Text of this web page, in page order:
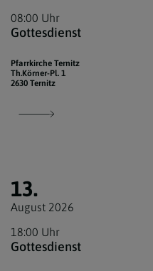
08:00 Uhr
Gottesdienst
Pfarrkirche Ternitz
Th.Körner-Pl. 1
2630 Ternitz
13.
August 2026
18:00 Uhr
Gottesdienst